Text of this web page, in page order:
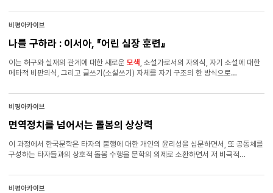
비평아카이브
나를 구하라 : 이서아, 『어린 심장 훈련』
이는 허구와 실재의 관계에 대한 새로운 모색 , 소설가로서의 자의식, 자기 소설에 대한
메타적 비판의식, 그리고 글쓰기(소설쓰기) 자체를 자기 구조의 한 방식으로
결코 현실의 문제에 대한 면책권을 가질 수 없다는 생각이다. 그래선지 작가가
반복적으로 강조하는 것은 작가의 창작 윤리다. 즉 작가는 어떤 경우에도 창작의
그런 점에서 ｢푸른 생｣의 결말에서 ‘나’가 조력자 A 없이 오직 “나의 상상”만으로
않는 재현의 가능성에 대한 문학적 비유라고 할 수 있다. 그러나 과연 아무런 인용 없이
‘나의 상상’만으로 문학은 성립할 수 있나? 이제 문학의 최종 목적지는 ‘안전’이 된
비평아카이브
면역정치를 넘어서는 돌봄의 상상력
이 과정에서 한국문학은 타자의 불행에 대한 개인의 윤리성을 심문하면서, 또 공동체를
구성하는 타자들과의 상호적 돌봄 수행을 문학의 의제로 소환하면서 저 비극적
울타리를 넘어 탈가족주의적 돌봄의 가능성을 진단하는 근래의 서사들1)은 재난에
대한 사회적 책임의 결핍을 비판적으로 가리키고 또 그것을 역행하면서 돌봄의 영역을
비평아카이브